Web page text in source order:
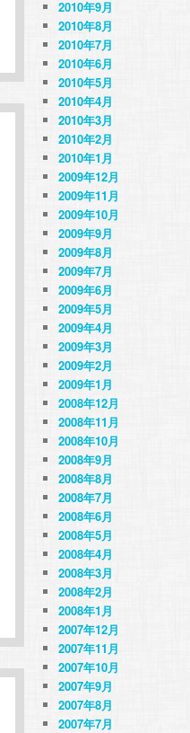
2010年9月
2010年8月
2010年7月
2010年6月
2010年5月
2010年4月
2010年3月
2010年2月
2010年1月
2009年12月
2009年11月
2009年10月
2009年9月
2009年8月
2009年7月
2009年6月
2009年5月
2009年4月
2009年3月
2009年2月
2009年1月
2008年12月
2008年11月
2008年10月
2008年9月
2008年8月
2008年7月
2008年6月
2008年5月
2008年4月
2008年3月
2008年2月
2008年1月
2007年12月
2007年11月
2007年10月
2007年9月
2007年8月
2007年7月